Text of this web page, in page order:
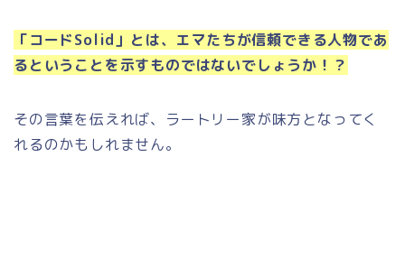
「コードSolid」とは、エマたちが信頼できる人物であ
るということを示すものではないでしょうか！？
その言葉を伝えれば、ラートリー家が味方となってく
れるのかもしれません。